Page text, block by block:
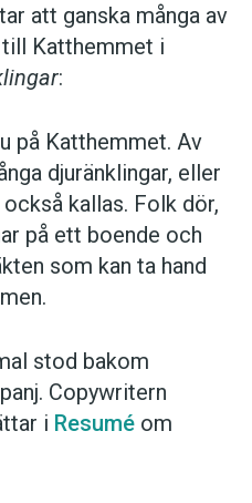
att ganska många av
Katthemmet i
:
på Katthemmet. Av
djuränklingar, eller
kallas. Folk dör,
på ett boende och
som kan ta hand
stod bakom
Copywritern
i Resumé om